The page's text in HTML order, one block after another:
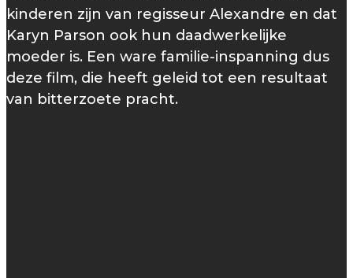
kinderen zijn van regisseur Alexandre en dat
Karyn Parson ook hun daadwerkelijke
moeder is. Een ware familie-inspanning dus
deze film, die heeft geleid tot een resultaat
van bitterzoete pracht.